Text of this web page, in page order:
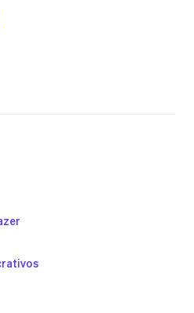
a infraestrutura